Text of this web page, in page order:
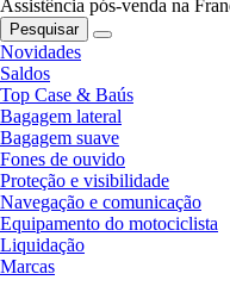
Assistência pós-venda na
Pesquisar
Novidades
Saldos
Top Case & Baús
Bagagem lateral
Bagagem suave
Fones de ouvido
Proteção e visibilidade
Navegação e comunicação
Equipamento do motociclista
Liquidação
Marcas